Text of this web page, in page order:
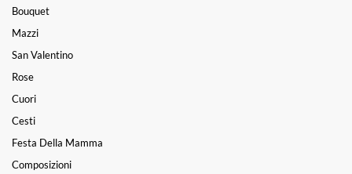
Bouquet
Mazzi
San Valentino
Rose
Cuori
Cesti
Festa Della Mamma
Composizioni